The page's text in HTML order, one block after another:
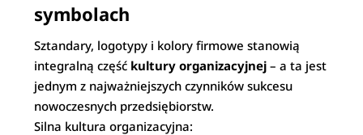
symbolach
Sztandary, logotypy i kolory firmowe stanowią
integralną część kultury organizacyjnej – a ta jest
jednym z najważniejszych czynników sukcesu
nowoczesnych przedsiębiorstw.
Silna kultura organizacyjna: